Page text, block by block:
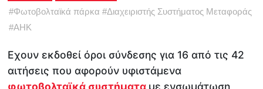
#Φωτοβολταϊκά πάρκα #Διαχειριστής Συστήματος Μεταφοράς
#ΑΗΚ
Εχουν εκδοθεί όροι σύνδεσης για 16 από τις 42
αιτήσεις που αφορούν υφιστάμενα
φωτοβολταϊκά συστήματα με ενσωμάτωση